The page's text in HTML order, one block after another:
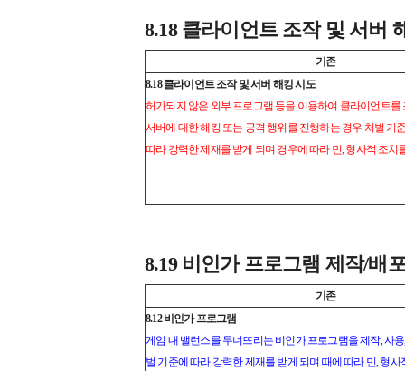
8.18 클라이언트 조작 및 서버
기존
8.18 클라이언트 조작 및 서버 해킹 시도
허가되지 않은 외부 프로그램 등을 이용하여 클라이언트를
서버에 대한 해킹 또는 공격 행위를 진행하는 경우 처벌 기
따라 강력한 제재를 받게 되며 경우에 따라 민, 형사적 조치
8.19 비인가 프로그램 제작/배
기존
8.12 비인가 프로그램
게임 내 밸런스를 무너뜨리는 비인가 프로그램을 제작, 사
벌 기준에 따라 강력한 제재를 받게 되며 때에 따라 민, 형